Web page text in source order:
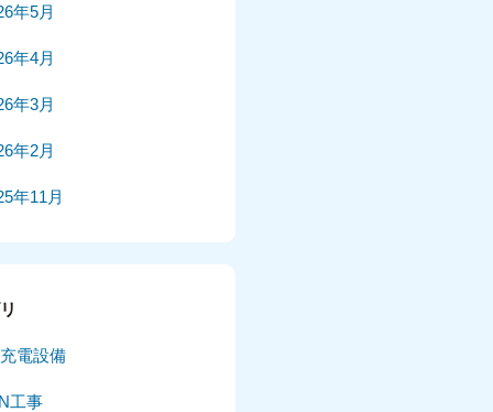
年5月
年4月
年3月
年2月
年11月
電設備
工事